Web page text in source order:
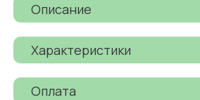
Описание
Характеристики
Оплата